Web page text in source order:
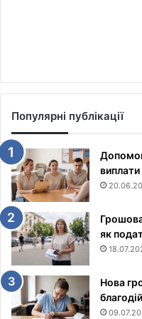
Популярні публікації
як
Нова